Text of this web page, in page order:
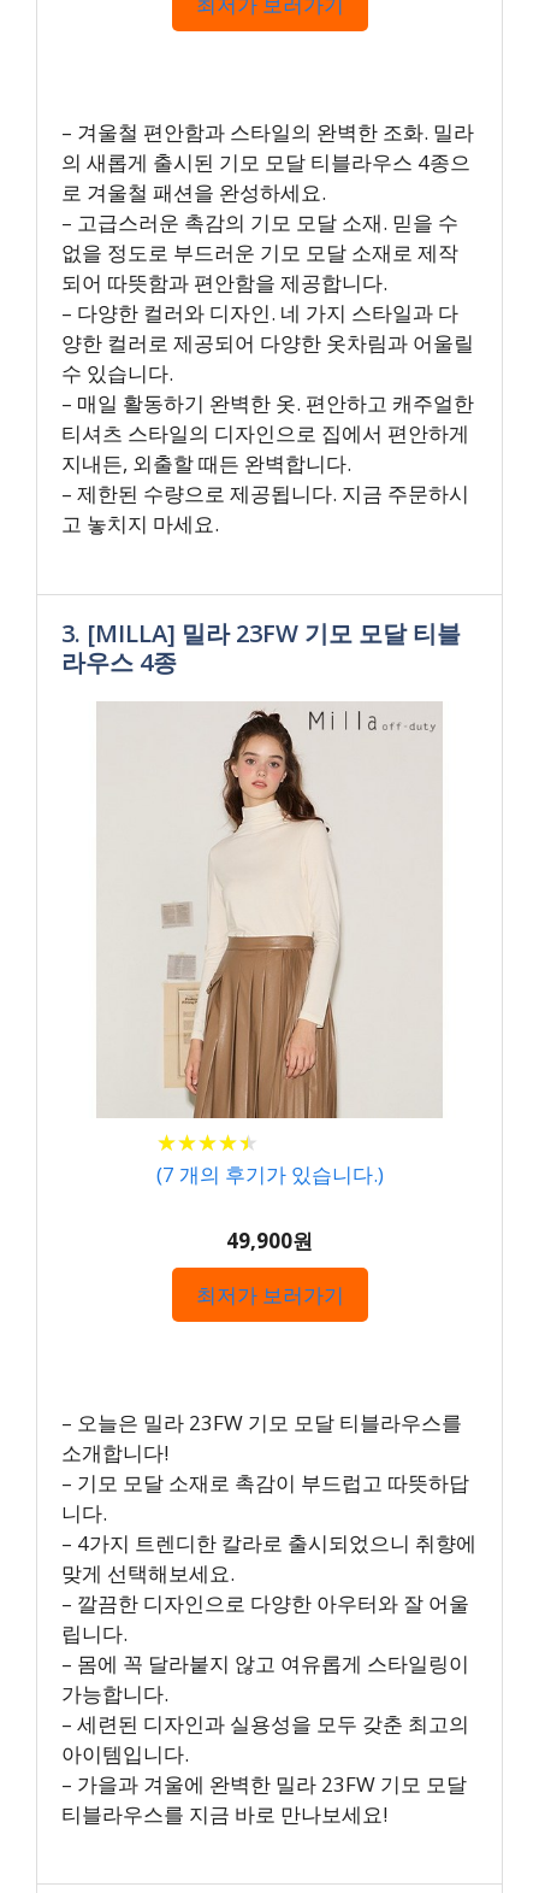
– 겨울철 편안함과 스타일의 완벽한 조화. 밀라
의 새롭게 출시된 기모 모달 티블라우스 4종으
로 겨울철 패션을 완성하세요.
– 고급스러운 촉감의 기모 모달 소재. 믿을 수
없을 정도로 부드러운 기모 모달 소재로 제작
되어 따뜻함과 편안함을 제공합니다.
– 다양한 컬러와 디자인. 네 가지 스타일과 다
양한 컬러로 제공되어 다양한 옷차림과 어울릴
수 있습니다.
– 매일 활동하기 완벽한 옷. 편안하고 캐주얼한
티셔츠 스타일의 디자인으로 집에서 편안하게
지내든, 외출할 때든 완벽합니다.
– 제한된 수량으로 제공됩니다. 지금 주문하시
고 놓치지 마세요.
3. [MILLA] 밀라 23FW 기모 모달 티블
라우스 4종
★★★★★
★★★★★
(7 개의 후기가 있습니다.)
49,900원
최저가 보러가기
– 오늘은 밀라 23FW 기모 모달 티블라우스를
소개합니다!
– 기모 모달 소재로 촉감이 부드럽고 따뜻하답
니다.
– 4가지 트렌디한 칼라로 출시되었으니 취향에
맞게 선택해보세요.
– 깔끔한 디자인으로 다양한 아우터와 잘 어울
립니다.
– 몸에 꼭 달라붙지 않고 여유롭게 스타일링이
가능합니다.
– 세련된 디자인과 실용성을 모두 갖춘 최고의
아이템입니다.
– 가을과 겨울에 완벽한 밀라 23FW 기모 모달
티블라우스를 지금 바로 만나보세요!